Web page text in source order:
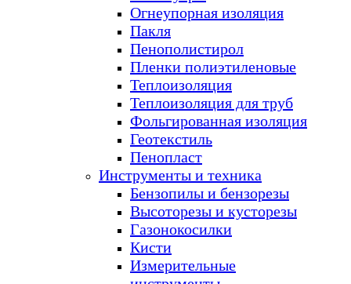
Огнеупорная изоляция
Пакля
Пенополистирол
Пленки полиэтиленовые
Теплоизоляция
Теплоизоляция для труб
Фольгированная изоляция
Геотекстиль
Пенопласт
Инструменты и техника
Бензопилы и бензорезы
Высоторезы и кусторезы
Газонокосилки
Кисти
Измерительные